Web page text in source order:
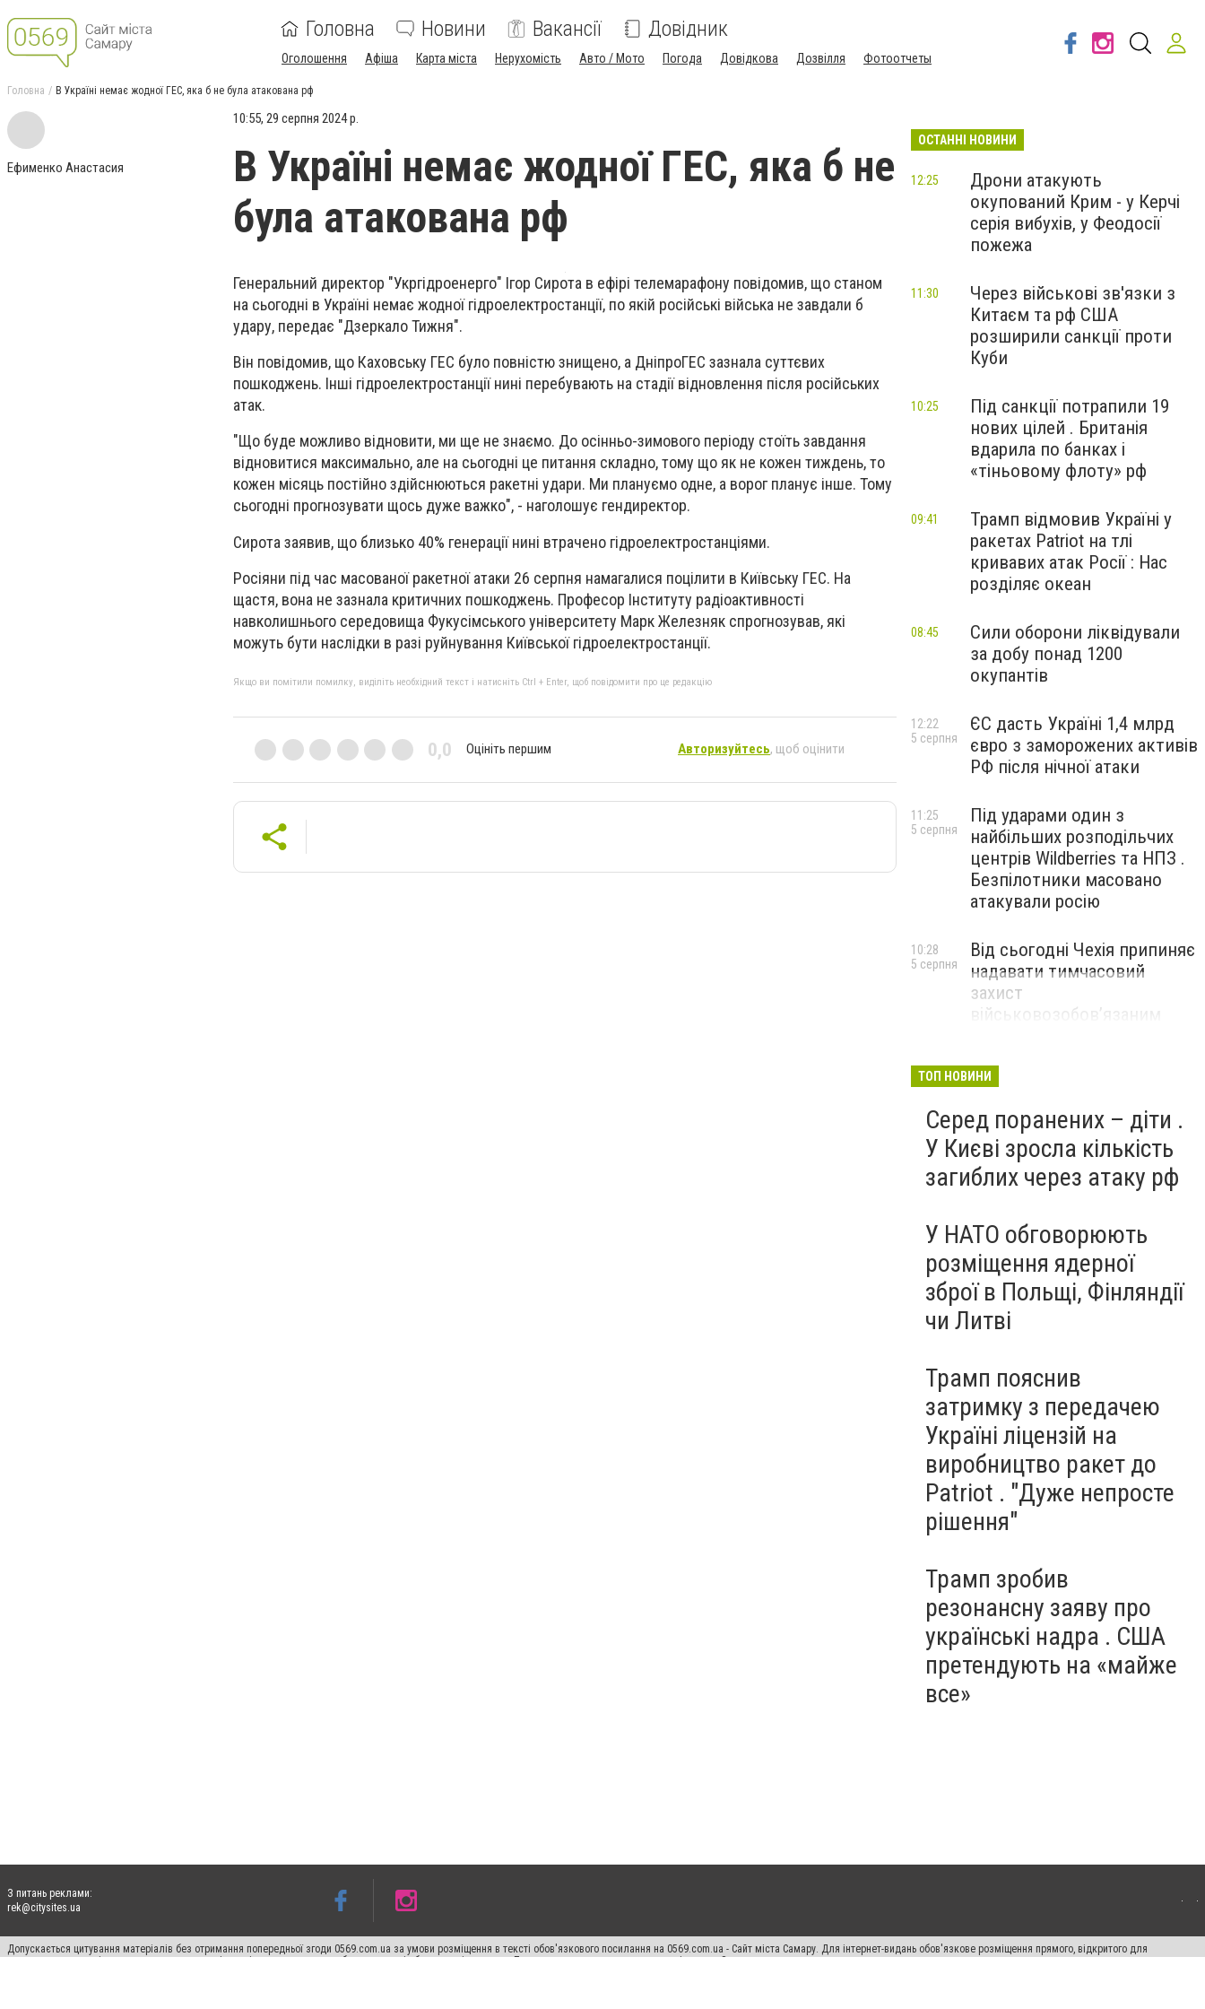
Головна Новини Вакансії Довідник
Оголошення Афіша Карта міста Нерухомість Авто / Мото Погода Довідкова Дозвілля Фотоотчеты
Головна В Україні немає жодної ГЕС, яка б не була атакована рф
Ефименко Анастасия
10:55, 29 серпня 2024 р.
В Україні немає жодної ГЕС, яка б не
була атакована рф
Генеральний директор "Укргідроенерго" Ігор Сирота в ефірі телемарафону повідомив, що станом
на сьогодні в Україні немає жодної гідроелектростанції, по якій російські війська не завдали б
удару, передає "Дзеркало Тижня".
Він повідомив, що Каховську ГЕС було повністю знищено, а ДніпроГЕС зазнала суттєвих
пошкоджень. Інші гідроелектростанції нині перебувають на стадії відновлення після російських
атак.
"Що буде можливо відновити, ми ще не знаємо. До осінньо-зимового періоду стоїть завдання
відновитися максимально, але на сьогодні це питання складно, тому що як не кожен тиждень, то
кожен місяць постійно здійснюються ракетні удари. Ми плануємо одне, а ворог планує інше. Тому
сьогодні прогнозувати щось дуже важко", - наголошує гендиректор.
Сирота заявив, що близько 40% генерації нині втрачено гідроелектростанціями.
Росіяни під час масованої ракетної атаки 26 серпня намагалися поцілити в Київську ГЕС. На
щастя, вона не зазнала критичних пошкоджень. Професор Інституту радіоактивності
навколишнього середовища Фукусімського університету Марк Железняк спрогнозував, які
можуть бути наслідки в разі руйнування Київської гідроелектростанції.
Якщо ви помітили помилку, виділіть необхідний текст і натисніть Ctrl + Enter, щоб повідомити про це редакцію
0,0 Оцініть першим Авторизуйтесь, щоб оцінити
ОСТАННІ НОВИНИ
Дрони атакують
окупований Крим - у Керчі
серія вибухів, у Феодосії
пожежа
12:25
Через військові зв'язки з
Китаєм та рф США
розширили санкції проти
Куби
11:30
Під санкції потрапили 19
нових цілей . Британія
вдарила по банках і
«тіньовому флоту» рф
10:25
Трамп відмовив Україні у
ракетах Patriot на тлі
кривавих атак Росії : Нас
розділяє океан
09:41
Сили оборони ліквідували
за добу понад 1200
окупантів
08:45
ЄС дасть Україні 1,4 млрд
євро з заморожених активів
РФ після нічної атаки
12:22
5 серпня
Під ударами один з
найбільших розподільчих
центрів Wildberries та НПЗ .
Безпілотники масовано
атакували росію
11:25
5 серпня
Від сьогодні Чехія припиняє
надавати тимчасовий
захист
військовозобов’язаним
10:28
5 серпня
ТОП НОВИНИ
Серед поранених – діти .
У Києві зросла кількість
загиблих через атаку рф
У НАТО обговорюють
розміщення ядерної
зброї в Польщі, Фінляндії
чи Литві
Трамп пояснив
затримку з передачею
Україні ліцензій на
виробництво ракет до
Patriot . "Дуже непросте
рішення"
Трамп зробив
резонансну заяву про
українські надра . США
претендують на «майже
все»
З питань реклами:
rek@citysites.ua
Допускається цитування матеріалів без отримання попередньої згоди 0569.com.ua за умови розміщення в тексті обов'язкового посилання на 0569.com.ua - Сайт міста Самару. Для інтернет-видань обов'язкове розміщення прямого, відкритого для
пошукових систем гіперпосилання на цитовані статті не нижче другого абзацу в тексті або в якості джерела. Порушення виняткових прав переслідується Законом.